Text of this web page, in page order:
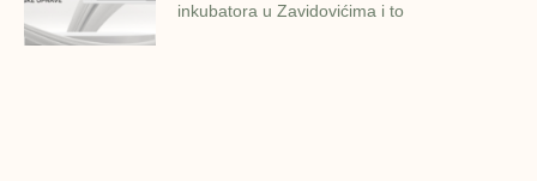
inkubatora u Zavidovićima i to